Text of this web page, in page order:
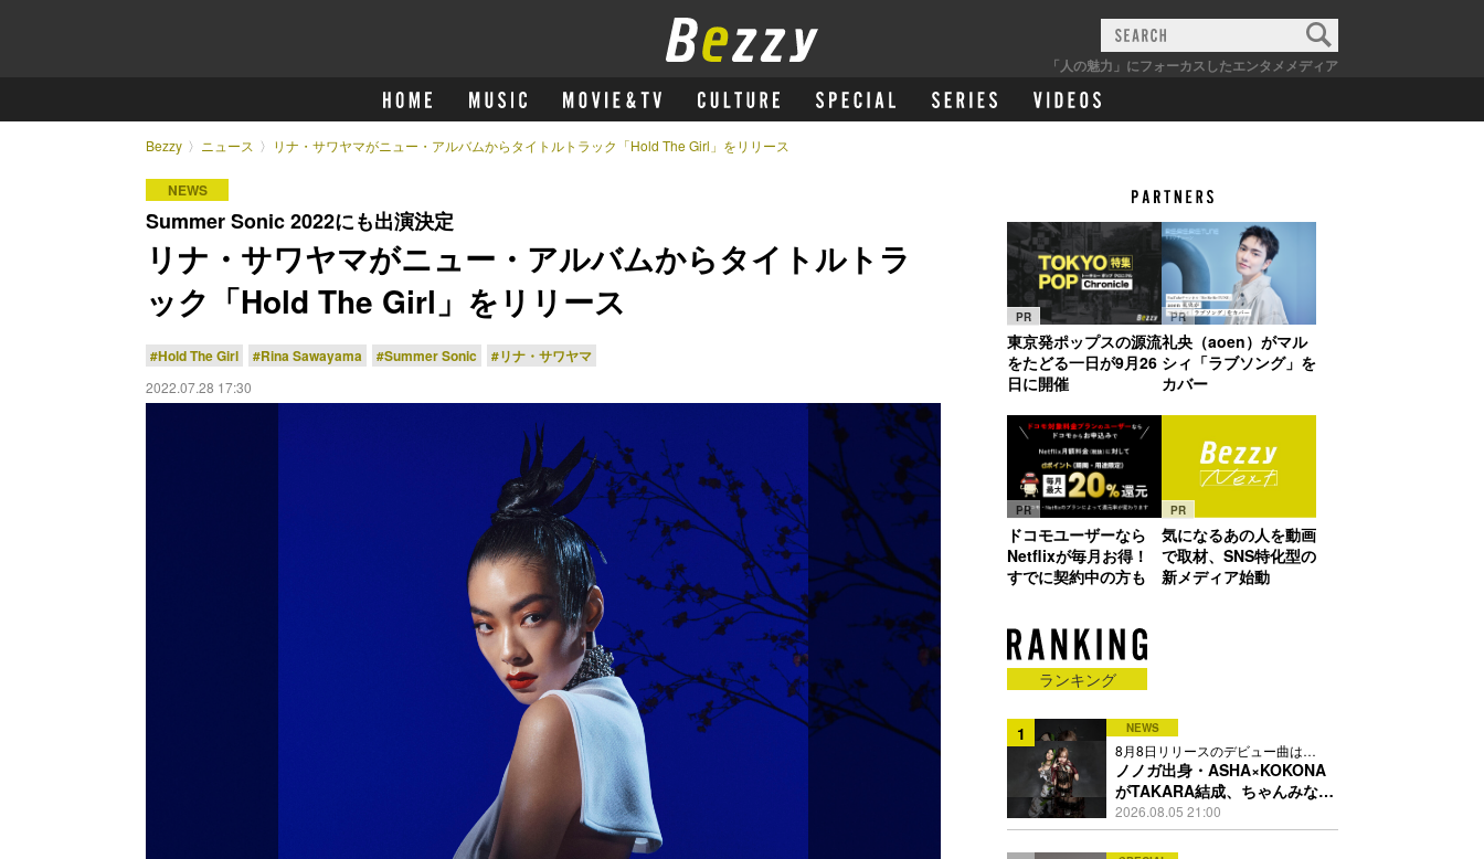
「人の魅力」にフォーカスしたエンタメメディア
Bezzy ニュース リナ・サワヤマがニュー・アルバムからタイトルトラック「Hold The Girl」をリリース
NEWS
Summer Sonic 2022にも出演決定
リナ・サワヤマがニュー・アルバムからタイトルトラ
ック「Hold The Girl」をリリース
#Hold The Girl #Rina Sawayama #Summer Sonic #リナ・サワヤマ
2022.07.28 17:30
PR
東京発ポップスの源流
をたどる一日が9月26
日に開催
PR
礼央（aoen）がマル
シィ「ラブソング」を
カバー
PR
ドコモユーザーなら
Netflixが毎月お得！
すでに契約中の方も
PR
気になるあの人を動画
で取材、SNS特化型の
新メディア始動
ランキング
1 NEWS
8月8日リリースのデビュー曲は
「Time is money」
ノノガ出身・ASHA×KOKONA
がTAKARA結成、ちゃんみな主
宰レーベル第2弾アーティスト
に
2026.08.05 21:00